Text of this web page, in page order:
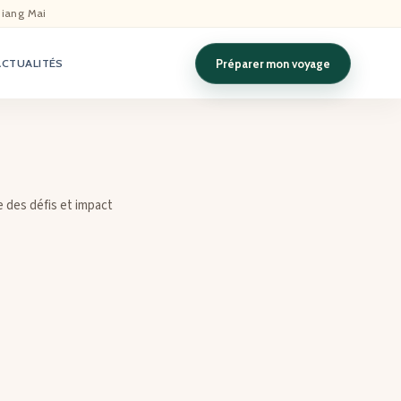
Mai
Préparer mon voyage
des défis et impact